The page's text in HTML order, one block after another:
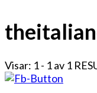
Visar: 1 - 1 av 1